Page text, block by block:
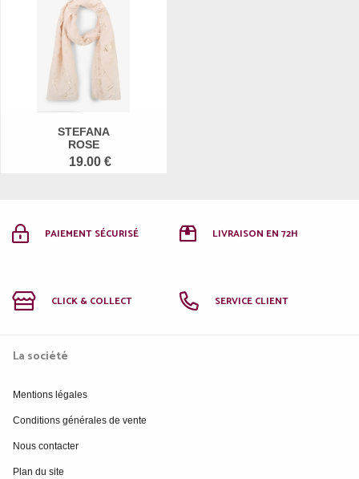
STEFANA
ROSE
19.00 €
PAIEMENT SÉCURISÉ LIVRAISON EN 72H
CLICK & COLLECT SERVICE CLIENT
La société
Mentions légales
Conditions générales de vente
Nous contacter
Plan du site